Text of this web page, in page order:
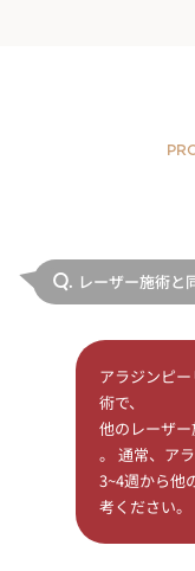
Q. レーザー施術と
アラジンピ
術で、
他のレーザ
。 通常、ア
3~4週から他
考ください。